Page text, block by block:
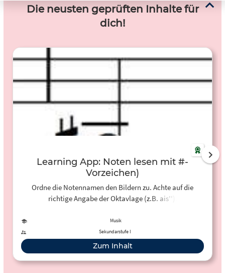
Die neusten geprüften Inhalte für
dich!
Learning App: Noten lesen mit #-
Vorzeichen)
Ordne die Notennamen den Bildern zu. Achte auf die
richtige Angabe der Oktavlage (z.B. ais'').
Musik
Sekundarstufe I
Zum Inhalt